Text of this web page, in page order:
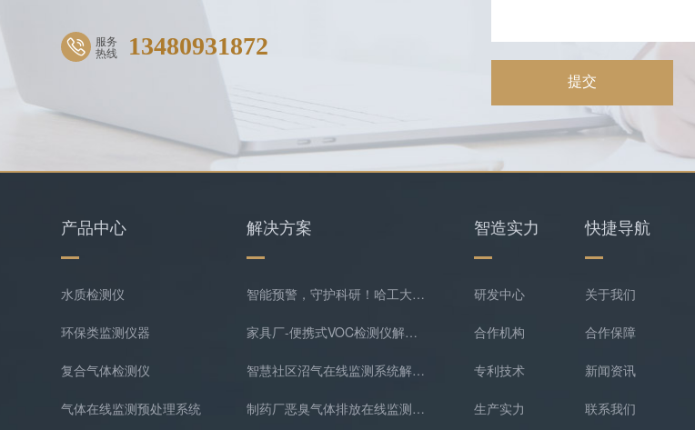
服务
热线 13480931872
提交
产品中心
水质检测仪
环保类监测仪器
复合气体检测仪
气体在线监测预处理系统
解决方案
智能预警，守护科研！哈工大实验室携手逸云天共守气体安全底线
家具厂-便携式VOC检测仪解决方案
智慧社区沼气在线监测系统解决方案
制药厂恶臭气体排放在线监测系统
智造实力
研发中心
合作机构
专利技术
生产实力
快捷导航
关于我们
合作保障
新闻资讯
联系我们